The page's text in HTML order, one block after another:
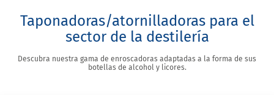
Taponadoras/atornilladoras para el
sector de la destilería
Descubra nuestra gama de enroscadoras adaptadas a la forma de sus
botellas de alcohol y licores.